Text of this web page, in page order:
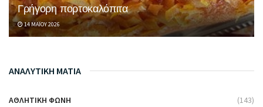
Γρήγορη πορτοκαλόπιτα
14 ΜΑΪ́ΟΥ 2026
ΑΝΑΛΥΤΙΚΗ ΜΑΤΙΑ
ΑΘΛΗΤΙΚΉ ΦΩΝΉ (143)